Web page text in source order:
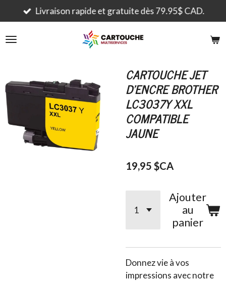
Passer
au
contenu
Livraison rapide et gratuite dès 79.95$ CAD.
CARTOUCHE JET
D'ENCRE BROTHER
LC3037Y XXL
COMPATIBLE
JAUNE
19,95 $CA
Ajouter
au
panier
Donnez vie à vos
impressions avec notre